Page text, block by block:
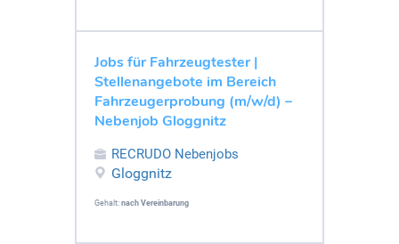
Jobs für Fahrzeugtester |
Stellenangebote im Bereich
Fahrzeugerprobung (m/w/d) –
Nebenjob Gloggnitz
RECRUDO Nebenjobs
Gloggnitz
Gehalt: nach Vereinbarung